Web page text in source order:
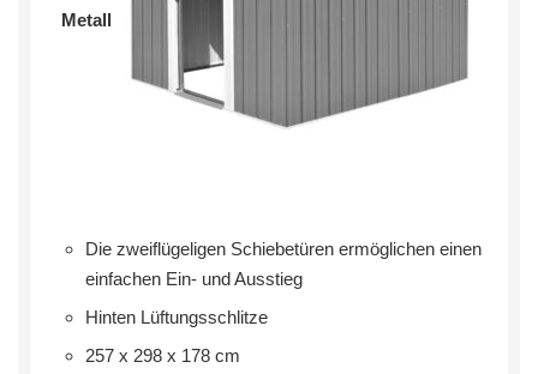
Metall
Die zweiflügeligen Schiebetüren ermöglichen einen
einfachen Ein- und Ausstieg
Hinten Lüftungsschlitze
257 x 298 x 178 cm